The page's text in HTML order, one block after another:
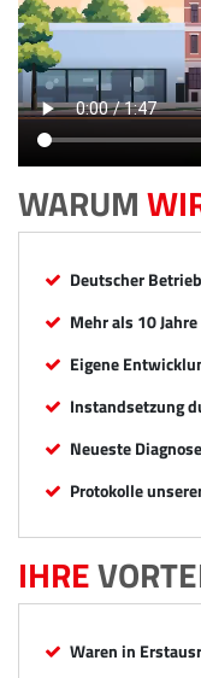
WARUM
Deutscher
Mehr als 10
Eigene
Instandsetzung
Neueste
Protokolle
IHRE
Waren in